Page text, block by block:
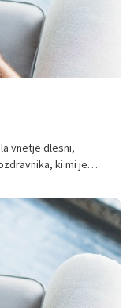
vnetje dlesni,
ki mi je